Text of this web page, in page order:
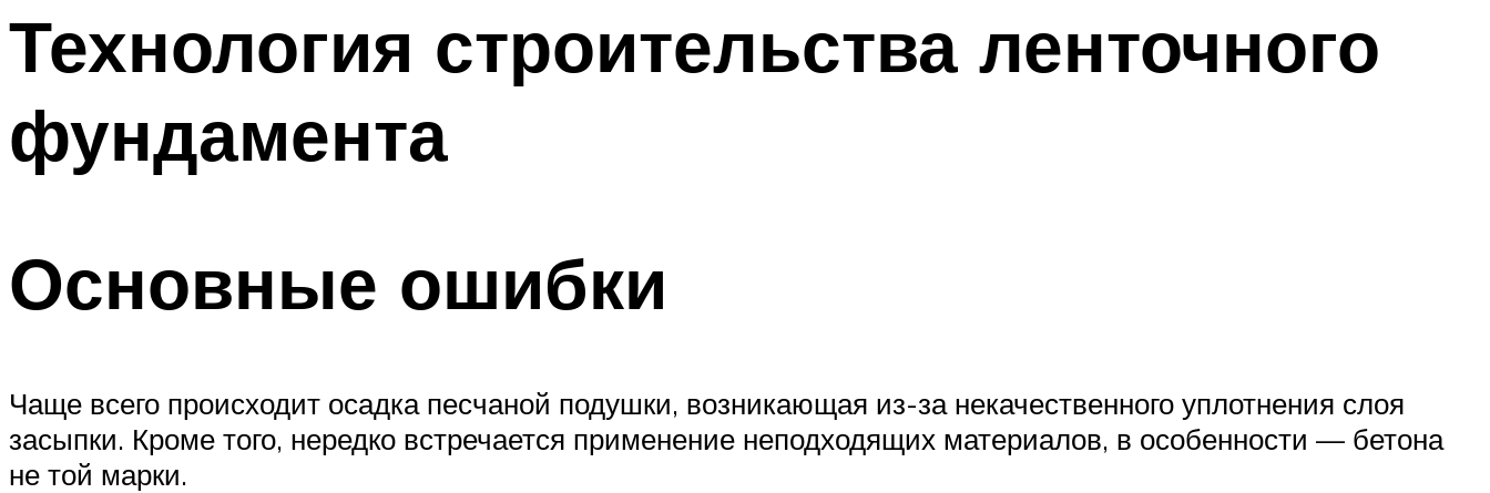
Технология строительства ленточного
фундамента
Основные ошибки
Чаще всего происходит осадка песчаной подушки, возникающая из-за некачественного уплотнения слоя
засыпки. Кроме того, нередко встречается применение неподходящих материалов, в особенности — бетона
не той марки.